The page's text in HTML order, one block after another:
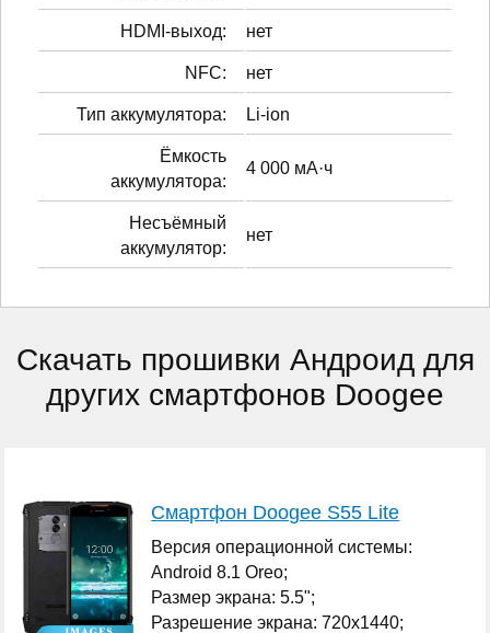
HDMI-выход: нет
NFC: нет
Тип аккумулятора: Li-ion
Ёмкость
аккумулятора:
4 000 мА·ч
Несъёмный
аккумулятор:
нет
Скачать прошивки Андроид для
других смартфонов Doogee
Смартфон Doogee S55 Lite
Версия операционной системы:
Android 8.1 Oreo;
Размер экрана: 5.5";
Разрешение экрана: 720x1440;